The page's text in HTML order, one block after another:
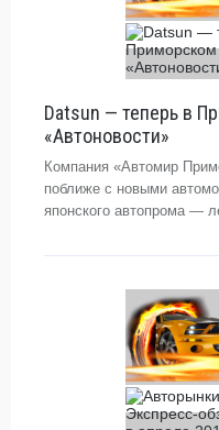
Datsun — теперь в
«Автоновости»
Компания «Автомир
поближе с новыми
японского автопрома —